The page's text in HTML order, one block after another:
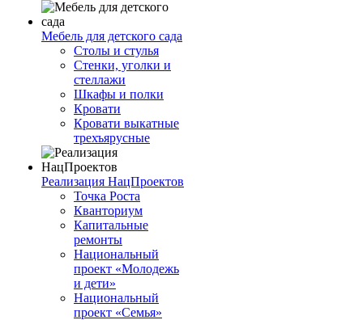
Мебель для детского сада
Столы и стулья
Стенки, уголки и
стеллажи
Шкафы и полки
Кровати
Кровати выкатные
трехъярусные
Реализация НацПроектов
Точка Роста
Кванториум
Капитальные
ремонты
Национальный
проект «Молодежь
и дети»
Национальный
проект «Семья»